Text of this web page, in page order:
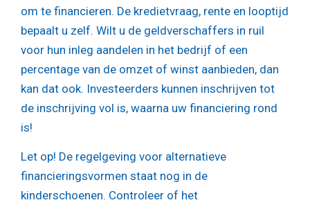
om te financieren. De kredietvraag, rente en looptijd
bepaalt u zelf. Wilt u de geldverschaffers in ruil
voor hun inleg aandelen in het bedrijf of een
percentage van de omzet of winst aanbieden, dan
kan dat ook. Investeerders kunnen inschrijven tot
de inschrijving vol is, waarna uw financiering rond
is!
Let op! De regelgeving voor alternatieve
financieringsvormen staat nog in de
kinderschoenen. Controleer of het